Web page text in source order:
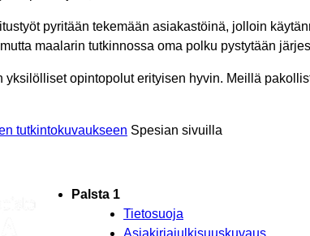
pyritään tekemään asiakastöinä, jolloin
maalarin tutkinnossa oma polku pystytään
yksilölliset opintopolut erityisen hyvin. Meillä
tutkintokuvaukseen Spesian sivuilla
Palsta 1
Tietosuoja